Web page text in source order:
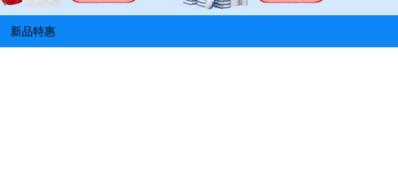
新品特惠